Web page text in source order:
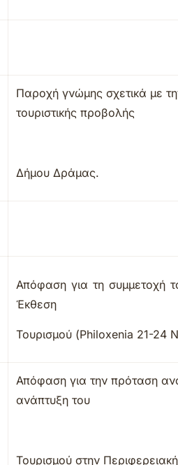
Παροχή γνώμης σχετικά με
τουριστικής προβολής
Δήμου Δράμας.
Απόφαση για τη συμμετοχή
Έκθεση
Τουρισμού (Philoxenia 21-24
Απόφαση για την πρόταση
ανάπτυξη του
Τουρισμού στην